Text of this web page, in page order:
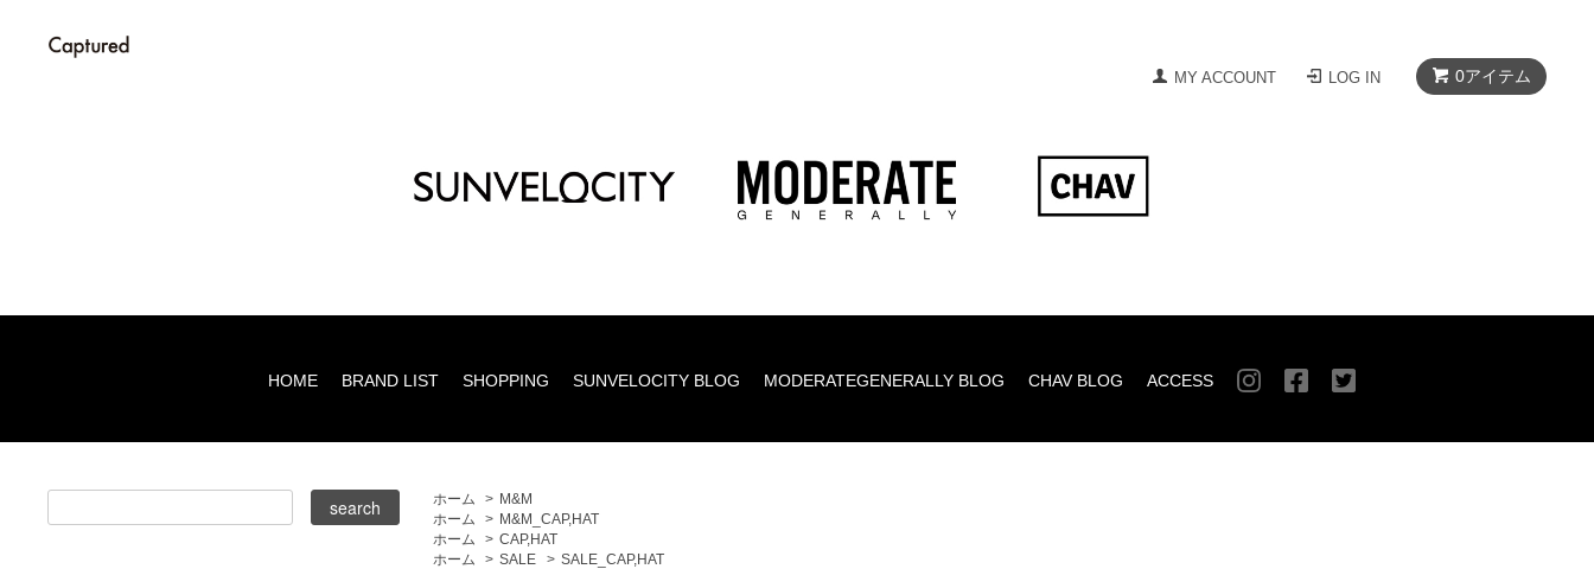
0アイテム
MY ACCOUNT LOG IN
HOME BRAND LIST SHOPPING SUNVELOCITY BLOG MODERATEGENERALLY BLOG CHAV BLOG ACCESS
ホーム > M&M
ホーム
> M&M_CAP,HAT
ホーム
> CAP,HAT
ホーム
> SALE > SALE_CAP,HAT